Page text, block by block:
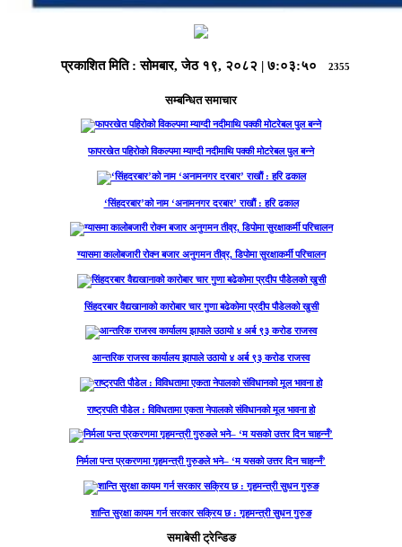
प्रकाशित मिति :सोमबार, जेठ १९, २०८२ | ७:०३:५० 2355
सम्बन्धित समाचार
फापरखेत पहिरोको विकल्पमा म्याग्दी नदीमाथि पक्की मोटरेबल पुल बन्ने
‘सिंहदरबार’को नाम ‘अनामनगर दरबार’ राखाैं : हरि ढकाल
ग्यासमा कालोबजारी रोक्न बजार अनुगमन तीव्र, डिपोमा सुरक्षाकर्मी परिचालन
सिंहदरबार वैद्यखानाको कारोबार चार गुणा बढेकोमा प्रदीप पौडेलको खुसी
आन्तरिक राजस्व कार्यालय झापाले उठायो ४ अर्ब ९३ करोड राजस्व
राष्ट्रपति पौडेल : विविधतामा एकता नेपालको संविधानको मूल भावना हो
निर्मला पन्त प्रकरणमा गृहमन्त्री गुरुङले भने– ‘म यसको उत्तर दिन चाहन्नँ’
शान्ति सुरक्षा कायम गर्न सरकार सक्रिय छ : गृहमन्त्री सुधन गुरुङ
समाबेसी ट्रेन्डिङ